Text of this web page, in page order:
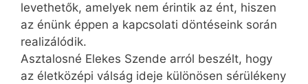
levethetők, amelyek nem érintik az ént, hiszen
az énünk éppen a kapcsolati döntéseink során
realizálódik.
Asztalosné Elekes Szende arról beszélt, hogy
az életközépi válság ideje különösen sérülékeny